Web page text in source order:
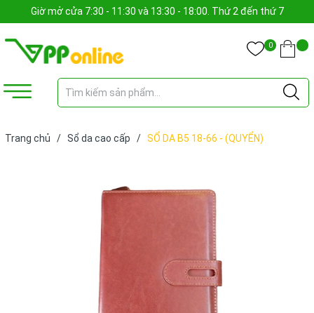
Giờ mở cửa 7:30 - 11:30 và 13:30 - 18:00. Thứ 2 đến thứ 7
0
Trang chủ / Sổ da cao cấp / SỔ DA B5 18-66 - (QUYỂN)